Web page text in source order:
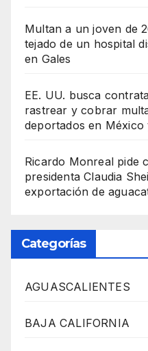
Multan a un joven de
tejado de un hospital
en Gales
EE. UU. busca
rastrear y cobrar
deportados en México
Ricardo Monreal pide
presidenta Claudia
exportación de
Categorías
AGUASCALIENTES
BAJA CALIFORNIA